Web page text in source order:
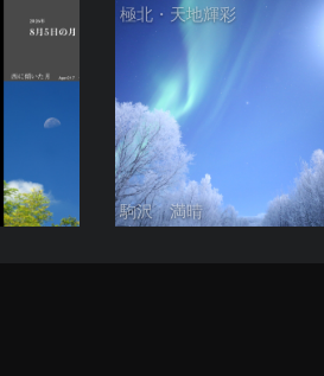
極北・天地輝彩
駒沢 満晴